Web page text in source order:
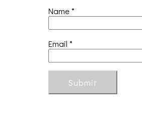
Name*
Email*